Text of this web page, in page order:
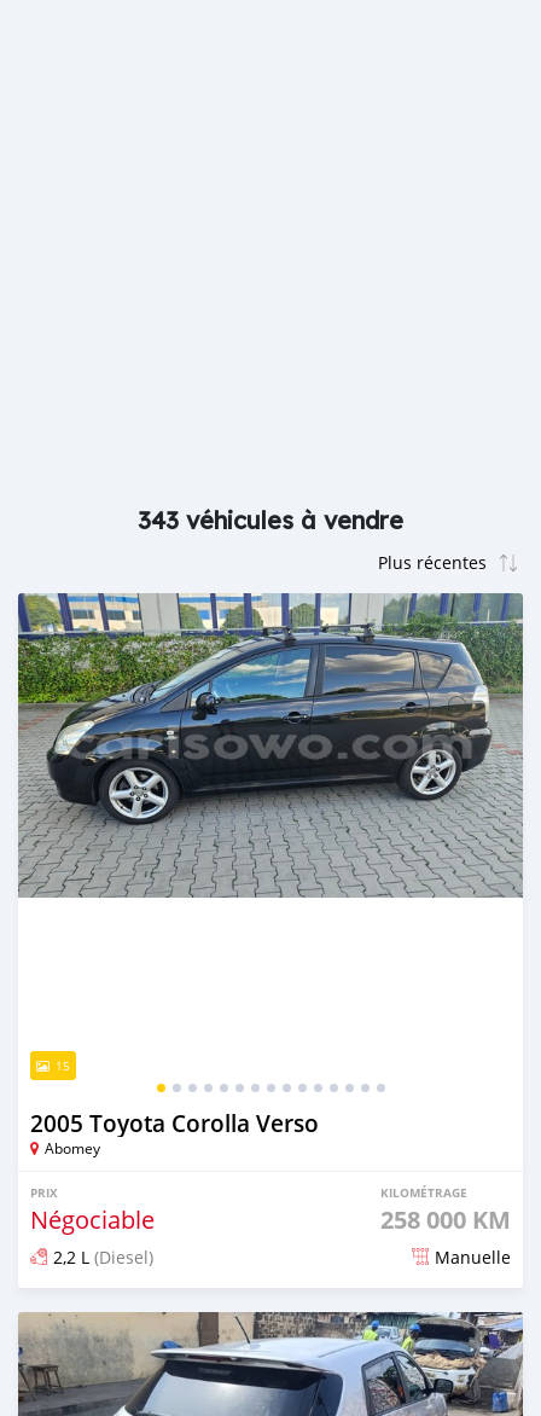
343 véhicules à vendre
15
2005 Toyota Corolla Verso
Abomey
PRIX
Négociable
KILOMÉTRAGE
258 000 KM
2,2 L (Diesel) Manuelle
Publié il y a 17 jours